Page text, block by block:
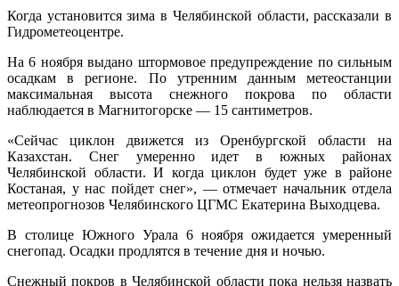
Когда установится зима в Челябинской области, рассказали в
Гидрометеоцентре.
На 6 ноября выдано штормовое предупреждение по сильным
осадкам в регионе. По утренним данным метеостанции
максимальная высота снежного покрова по области
наблюдается в Магнитогорске — 15 сантиметров.
«Сейчас циклон движется из Оренбургской области на
Казахстан. Снег умеренно идет в южных районах
Челябинской области. И когда циклон будет уже в районе
Костаная, у нас пойдет снег», — отмечает начальник отдела
метеопрогнозов Челябинского ЦГМС Екатерина Выходцева.
В столице Южного Урала 6 ноября ожидается умеренный
снегопад. Осадки продлятся в течение дня и ночью.
Снежный покров в Челябинской области пока нельзя назвать